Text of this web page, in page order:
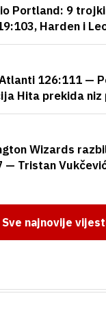
Portland: 9
Harden i
126:111 —
Hita prekida niz
Wizards
— Tristan
Sve najnovije